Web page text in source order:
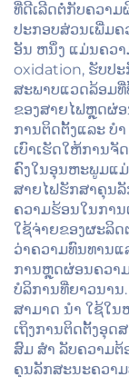
ທີ່ດີເລີດຕໍ່ກັບຄວາມ
ປະກອບສ່ວນເພີ່ມຄ
ອັນ ຫນຶ່ງ ແມ່ນຄວ
oxidation, ຮັບປ
ສະພາບແວດລ້ອມທີ່
ຂອງສາຍໄຟຫຼຸດຜ່
ການຕິດຕັ້ງແລະ ບໍ
ເບົາເຮັດໃຫ້ການ
ຄົງໃນອຸນຫະພູມແ
ສາຍໄຟຮັກສາຄຸນ
ຄວາມຮ້ອນໃນການ
ໃຊ້ຈ່າຍຂອງຜະລິດ
ວ່າຄວາມທົນທານ
ການຫຼຸດຜ່ອນຄວາ
ບໍລິການທີ່ຍາວນາ
ສາມາດ ນໍາ ໃຊ້ໃນ
ເຖິງການຕິດຕັ້ງອຸດ
ສົມ ສໍາ ລັບຄວາມຕ້
ຄຸນລັກສະນະຄວາ